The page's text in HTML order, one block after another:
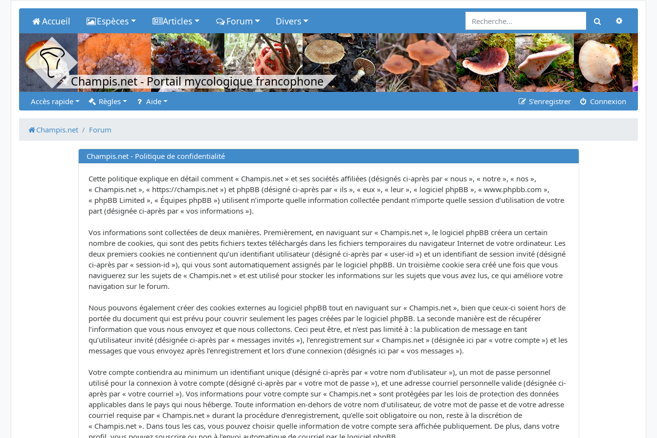
Accueil Espèces Articles Forum Divers Rechercher
Champis.net- Portail mycologique francophone
Accès rapide Règles Aide S’enregistrer Connexion
Champis.net Forum
Champis.net - Politique de confidentialité
Cette politique explique en détail comment « Champis.net » et ses sociétés affiliées (désignés ci-après par « nous », « notre », « nos »,
« Champis.net », « https://champis.net ») et phpBB (désigné ci-après par « ils », « eux », « leur », « logiciel phpBB », « www.phpbb.com »,
« phpBB Limited », « Équipes phpBB ») utilisent n’importe quelle information collectée pendant n’importe quelle session d’utilisation de votre
part (désignée ci-après par « vos informations »).
Vos informations sont collectées de deux manières. Premièrement, en naviguant sur « Champis.net », le logiciel phpBB créera un certain
nombre de cookies, qui sont des petits fichiers textes téléchargés dans les fichiers temporaires du navigateur Internet de votre ordinateur. Les
deux premiers cookies ne contiennent qu’un identifiant utilisateur (désigné ci-après par « user-id ») et un identifiant de session invité (désigné
ci-après par « session-id »), qui vous sont automatiquement assignés par le logiciel phpBB. Un troisième cookie sera créé une fois que vous
naviguerez sur les sujets de « Champis.net » et est utilisé pour stocker les informations sur les sujets que vous avez lus, ce qui améliore votre
navigation sur le forum.
Nous pouvons également créer des cookies externes au logiciel phpBB tout en naviguant sur « Champis.net », bien que ceux-ci soient hors de
portée du document qui est prévu pour couvrir seulement les pages créées par le logiciel phpBB. La seconde manière est de récupérer
l’information que vous nous envoyez et que nous collectons. Ceci peut être, et n’est pas limité à : la publication de message en tant
qu’utilisateur invité (désignée ci-après par « messages invités »), l’enregistrement sur « Champis.net » (désignée ici par « votre compte ») et les
messages que vous envoyez après l’enregistrement et lors d’une connexion (désignés ici par « vos messages »).
Votre compte contiendra au minimum un identifiant unique (désigné ci-après par « votre nom d’utilisateur »), un mot de passe personnel
utilisé pour la connexion à votre compte (désigné ci-après par « votre mot de passe »), et une adresse courriel personnelle valide (désignée ci-
après par « votre courriel »). Vos informations pour votre compte sur « Champis.net » sont protégées par les lois de protection des données
applicables dans le pays qui nous héberge. Toute information en-dehors de votre nom d’utilisateur, de votre mot de passe et de votre adresse
courriel requise par « Champis.net » durant la procédure d’enregistrement, qu’elle soit obligatoire ou non, reste à la discrétion de
« Champis.net ». Dans tous les cas, vous pouvez choisir quelle information de votre compte sera affichée publiquement. De plus, dans votre